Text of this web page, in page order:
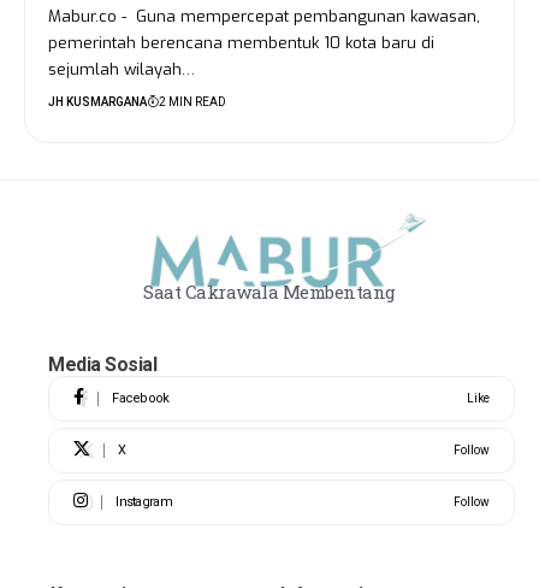
Mabur.co - Guna mempercepat pembangunan kawasan,
pemerintah berencana membentuk 10 kota baru di
sejumlah wilayah…
JH KUSMARGANA 2 MIN READ
Saat Cakrawala Membentang
Media Sosial
Facebook Like
X Follow
Instagram Follow